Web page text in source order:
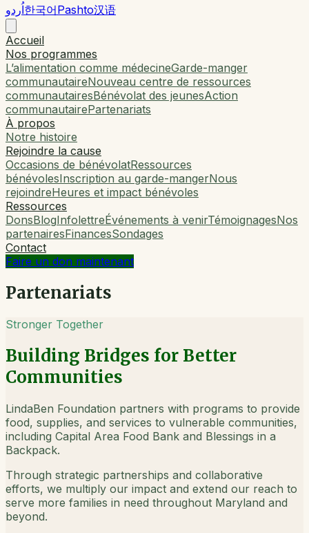
اُردو한국어Pashto汉语
Accueil
Nos programmes
L’alimentation comme médecineGarde-manger
communautaireNouveau centre de ressources
communautairesBénévolat des jeunesAction
communautairePartenariats
À propos
Notre histoire
Rejoindre la cause
Occasions de bénévolatRessources
bénévolesInscription au garde-mangerNous
rejoindreHeures et impact bénévoles
Ressources
DonsBlogInfolettreÉvénements à venirTémoignagesNos
partenairesFinancesSondages
Contact
Faire un don maintenant
Partenariats
Stronger Together
Building Bridges for Better
Communities
LindaBen Foundation partners with programs to provide
food, supplies, and services to vulnerable communities,
including Capital Area Food Bank and Blessings in a
Backpack.
Through strategic partnerships and collaborative
efforts, we multiply our impact and extend our reach to
serve more families in need throughout Maryland and
beyond.